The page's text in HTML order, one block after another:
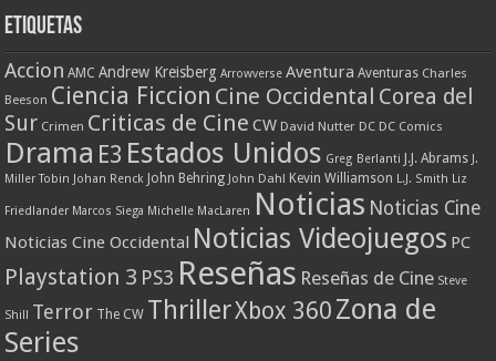
Etiquetas
Accion AMC Andrew Kreisberg Arrowverse Aventura Aventuras Charles
Beeson Ciencia Ficcion Cine Occidental Corea del
Sur Crimen Criticas de Cine CW David Nutter DC DC Comics
Drama E3 Estados Unidos Greg Berlanti J.J. Abrams J.
Miller Tobin
Johan Renck John Behring John Dahl Kevin Williamson L.J. Smith Liz
Friedlander Marcos Siega Michelle MacLaren Noticias Noticias Cine
Noticias Cine Occidental Noticias Videojuegos PC
Playstation 3 PS3 Reseñas Reseñas de Cine Steve
Shill Terror The CW ThrillerXbox 360 Zona de
Series